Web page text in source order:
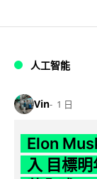
人工智能
Vin 1 日
Elon
入 目標